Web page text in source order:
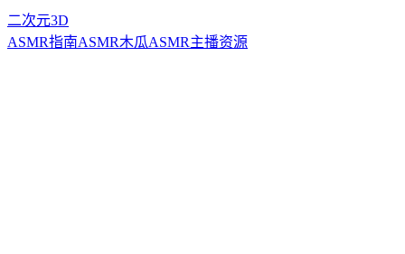
二次元3D
ASMR指南ASMR木瓜ASMR主播资源